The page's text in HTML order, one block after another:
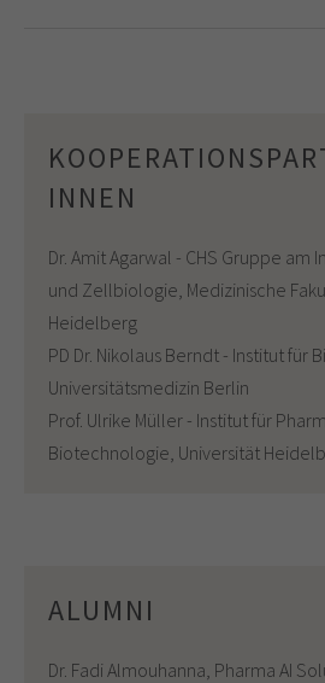
INNEN
Dr. Amit Agarwal - CHS Gruppe am
und Zellbiologie, Medizinische
Heidelberg
PD Dr. Nikolaus Berndt - Institut für
Universitätsmedizin Berlin
Prof. Ulrike Müller - Institut für
Biotechnologie, Universität
ALUMNI
Dr. Fadi Almouhanna, Pharma AI